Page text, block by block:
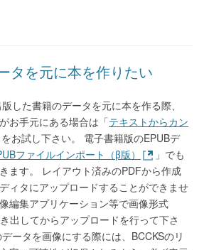
タを元に本を作りたい
した書籍のデータを元に本を作る際、
お手元にある場合は「テキストからカン
をお試し下さい。 電子書籍版のEPUBデ
ファイルインポート（β版）
」でも
ます。 レイアウト済みのPDFから作成
ィタにアップロードすることができませ
編集アプリケーション等で画像形式
出してからアップロードを行って下さ
ータを画像にする際には、BCCKSのリ